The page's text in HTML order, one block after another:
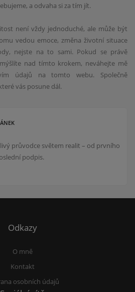
a odvaha si za tím jít.
není vždy jednoduché, ale může být
vedou emoce, změna životní situace
nejste na to sami. Pokud se právě
nad tímto krokem, neváhejte mě
údajů na tomto webu. Společně
vás posune dál.
průvodce světem realit – od prvního
podpis.
Odkazy
O mně
Kontakt
osobních údajů